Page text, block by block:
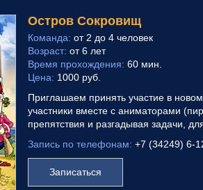
Остров Сокровищ
Команда: от 2 до 4 человек
Возраст: от 6 лет
Время прохождения: 60 мин.
Цена: 1000 руб.
Приглашаем принять участие в
участники вместе с аниматорами
препятствия и разгадывая задачи,
Запись по телефонам: +7 (34249) 6-
Записаться